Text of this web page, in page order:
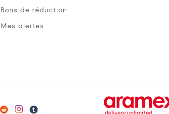
Bons de réduction
Mes alertes